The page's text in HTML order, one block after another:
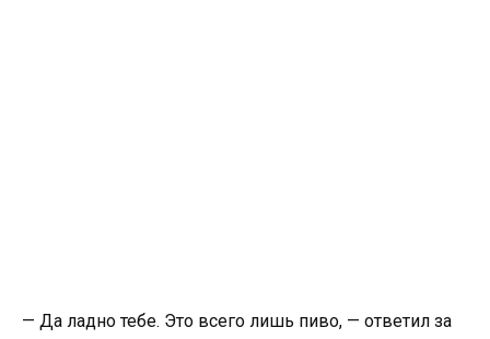
— Да ладно тебе. Это всего лишь пиво, — ответил за